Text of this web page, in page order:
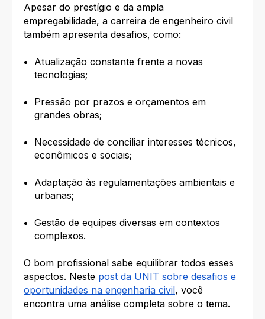
Apesar do prestígio e da ampla
empregabilidade, a carreira de engenheiro civil
também apresenta desafios, como:
Atualização constante frente a novas
tecnologias;
Pressão por prazos e orçamentos em
grandes obras;
Necessidade de conciliar interesses técnicos,
econômicos e sociais;
Adaptação às regulamentações ambientais e
urbanas;
Gestão de equipes diversas em contextos
complexos.
O bom profissional sabe equilibrar todos esses
aspectos. Neste post da UNIT sobre desafios e
oportunidades na engenharia civil, você
encontra uma análise completa sobre o tema.